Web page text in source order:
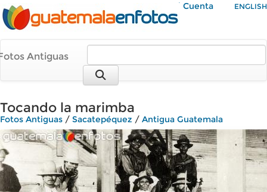
Mi Cuenta ENGLISH
Antiguas
Tocando la marimba
Fotos Antiguas / Sacatepéquez / Antigua Guatemala